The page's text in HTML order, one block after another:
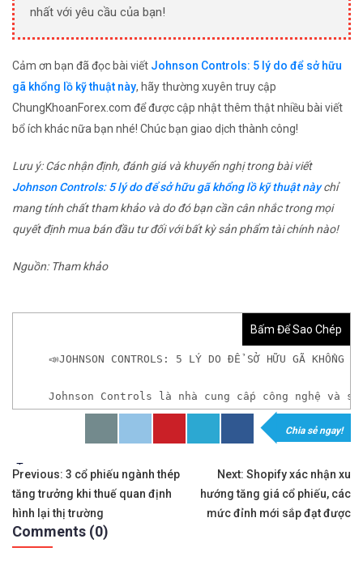
nhất với yêu cầu của bạn!
Cảm ơn bạn đã đọc bài viết Johnson Controls: 5 lý do để sở hữu
gã khổng lồ kỹ thuật này, hãy thường xuyên truy cập
ChungKhoanForex.com để được cập nhật thêm thật nhiều bài viết
bổ ích khác nữa bạn nhé! Chúc bạn giao dịch thành công!
Lưu ý: Các nhận định, đánh giá và khuyến nghị trong bài viết
Johnson Controls: 5 lý do để sở hữu gã khổng lồ kỹ thuật nàychỉ
mang tính chất tham khảo và do đó bạn cần cân nhắc trong mọi
quyết định mua bán đầu tư đối với bất kỳ sản phẩm tài chính nào!
Nguồn: Tham khảo
Bấm Để Sao Chép
📣JOHNSON CONTROLS: 5 LÝ DO ĐỂ SỞ HỮU GÃ KHỔNG
Johnson Controls là nhà cung cấp công nghệ và
𝘟𝘦𝘮 𝘤𝘩𝘪 𝘵𝘪ế𝘵: https://chungkhoanforex.com/
✨🏆Đầ𝐮 𝐭ư 𝐯à 𝐋ướ𝐭 𝐬ó𝐧𝐠 𝐜á𝐜 𝐜ổ 𝐩𝐡𝐢ế𝐮 𝐭𝐫ê𝐧 𝐭𝐡ị 𝐭𝐫ườ𝐧𝐠
✅𝘔ở 𝘵à𝘪 𝘬𝘩𝘰ả𝘯 𝘵𝘳ê𝘯 𝘴à𝘯 𝘌𝘹𝘯𝘦𝘴𝘴 𝘜𝘺 𝘛í𝘯 𝘷à 𝘱𝘩ù
👉Sàn hỗ trợ giao dịch hơn 100+ cổ phiếu nổi
Chia sẻ ngay!
Tags:
Điều
hướng
bài
Previous: 3 cổ phiếu ngành thép
tăng trưởng khi thuế quan định
hình lại thị trường
Next: Shopify xác nhận xu
hướng tăng giá cổ phiếu, các
mức đỉnh mới sắp đạt được
Comments (0)